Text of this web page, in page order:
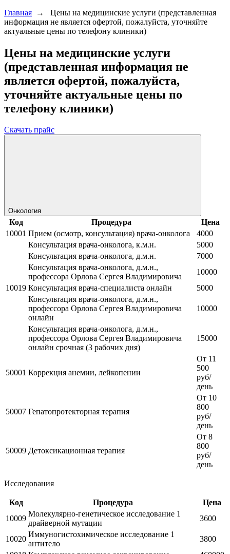
Главная
→
Цены на медицинские услуги (представленная
информация не является офертой, пожалуйста, уточняйте
актуальные цены по телефону клиники)
Цены на медицинские услуги
(представленная информация не
является офертой, пожалуйста,
уточняйте актуальные цены по
телефону клиники)
Скачать прайс
Онкология
Код Процедура
Цена
10001 Прием (осмотр, консультация) врача-онколога
4000
Консультация врача-онколога, к.м.н.
5000
Консультация врача-онколога, д.м.н.
7000
Консультация врача-онколога, д.м.н.,
профессора Орлова Сергея Владимировича
10000
10019 Консультация врача-специалиста онлайн
5000
Консультация врача-онколога, д.м.н.,
профессора Орлова Сергея Владимировича
онлайн
10000
Консультация врача-онколога, д.м.н.,
профессора Орлова Сергея Владимировича
онлайн срочная (3 рабочих дня)
15000
50001 Коррекция анемии, лейкопении
От 11
500
руб/
день
50007 Гепатопротекторная терапия
От 10
800
руб/
день
50009 Детоксикационная терапия
От 8
800
руб/
день
Исследования
Код Процедура
Цена
10009
Молекулярно-генетическое исследование 1
драйверной мутации
3600
10020
Иммуногистохимическое исследование 1
антитело
3800